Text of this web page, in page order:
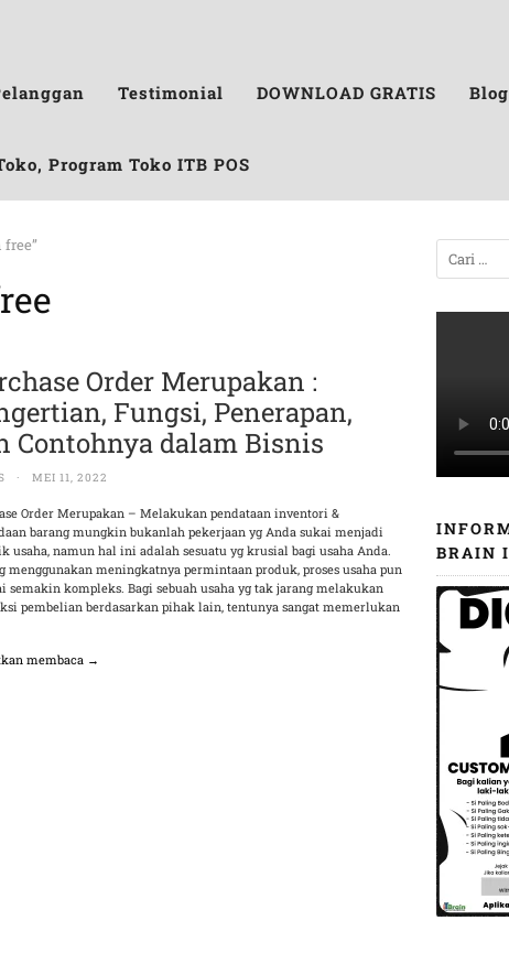
Testimonial DOWNLOAD GRATIS Blog
Program Toko ITB POS
free”
Order Merupakan :
Fungsi, Penerapan,
Contohnya dalam Bisnis
· MEI 11, 2022
Order Merupakan – Melakukan pendataan inventori &
barang mungkin bukanlah pekerjaan yg Anda sukai menjadi
usaha, namun hal ini adalah sesuatu yg krusial bagi usaha Anda.
menggunakan meningkatnya permintaan produk, proses usaha pun
semakin kompleks. Bagi sebuah usaha yg tak jarang melakukan
pembelian berdasarkan pihak lain, tentunya sangat memerlukan
membaca →
BRAIN